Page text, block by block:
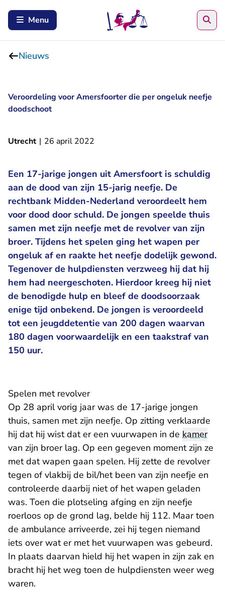
Menu
Nieuws
Veroordeling voor Amersfoorter die per ongeluk neefje
doodschoot
Utrecht | 26 april 2022
Een 17-jarige jongen uit Amersfoort is schuldig
aan de dood van zijn 15-jarig neefje. De
rechtbank Midden-Nederland veroordeelt hem
voor dood door schuld. De jongen speelde thuis
samen met zijn neefje met de revolver van zijn
broer. Tijdens het spelen ging het wapen per
ongeluk af en raakte het neefje dodelijk gewond.
Tegenover de hulpdiensten verzweeg hij dat hij
hem had neergeschoten. Hierdoor kreeg hij niet
de benodigde hulp en bleef de doodsoorzaak
enige tijd onbekend. De jongen is veroordeeld
tot een jeugddetentie van 200 dagen waarvan
180 dagen voorwaardelijk en een taakstraf van
150 uur.
Spelen met revolver
Op 28 april vorig jaar was de 17-jarige jongen
thuis, samen met zijn neefje. Op zitting verklaarde
hij dat hij wist dat er een vuurwapen in de kamer
van zijn broer lag. Op een gegeven moment zijn ze
met dat wapen gaan spelen. Hij zette de revolver
tegen of vlakbij de bil/het been van zijn neefje en
controleerde daarbij niet of het wapen geladen
was. Toen die plotseling afging en zijn neefje
roerloos op de grond lag, belde hij 112. Maar toen
de ambulance arriveerde, zei hij tegen niemand
iets over wat er met het vuurwapen was gebeurd.
In plaats daarvan hield hij het wapen in zijn zak en
bracht hij het weg toen de hulpdiensten weer weg
waren.